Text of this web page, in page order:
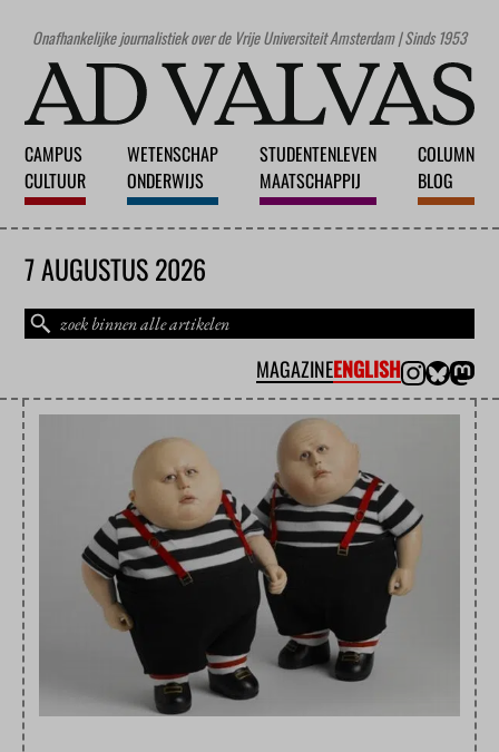
Onafhankelijke journalistiek over de Vrije Universiteit Amsterdam | Sinds 1953
CAMPUS
CULTUUR
WETENSCHAP
ONDERWIJS
STUDENTENLEVEN
MAATSCHAPPIJ
COLUMN
BLOG
7 AUGUSTUS 2026
MAGAZINEENGLISH